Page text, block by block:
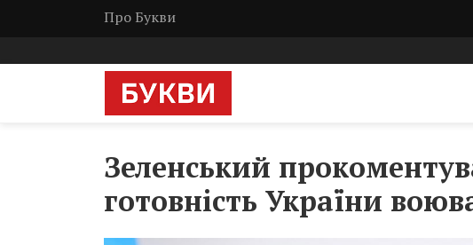
Про Букви
Зеленський
готовність України